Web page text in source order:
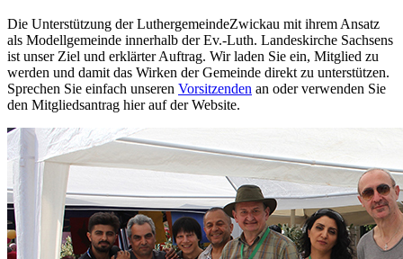
Die Unterstützung der LuthergemeindeZwickau mit ihrem Ansatz
als Modellgemeinde innerhalb der Ev.-Luth. Landeskirche Sachsens
ist unser Ziel und erklärter Auftrag. Wir laden Sie ein, Mitglied zu
werden und damit das Wirken der Gemeinde direkt zu unterstützen.
Sprechen Sie einfach unseren Vorsitzenden an oder verwenden Sie
den Mitgliedsantrag hier auf der Website.